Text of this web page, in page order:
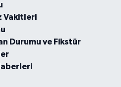
Vakitleri
Durumu ve Fikstür